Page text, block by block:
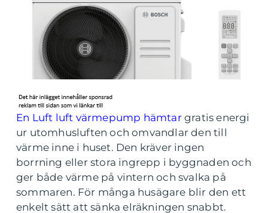
En Luft luft värmepump hämtargratis energi
ur utomhusluften och omvandlar den till
värme inne i huset. Den kräver ingen
borrning eller stora ingrepp i byggnaden och
ger både värme på vintern och svalka på
sommaren. För många husägare blir den ett
enkelt sätt att sänka elräkningen snabbt.